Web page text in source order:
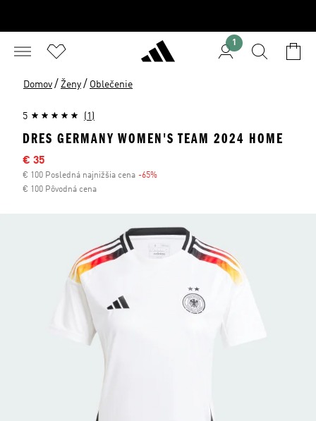
1
Domov / Ženy / Oblečenie
5 (1)
DRES GERMANY WOMEN'S TEAM 2024 HOME
Výpredajová cena
€ 35
€ 100 Posledná najnižšia cena -65%
€ 100 Pôvodná cena